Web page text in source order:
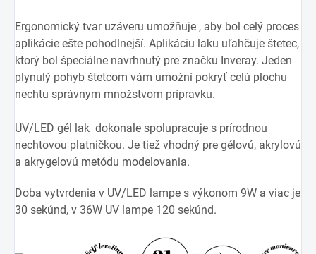
Ergonomický tvar uzáveru umožňuje , aby bol celý proces
aplikácie ešte pohodlnejší. Aplikáciu laku uľahčuje štetec,
ktorý bol špeciálne navrhnutý pre značku Inveray. Jeden
plynulý pohyb štetcom vám umožní pokryť celú plochu
nechtu správnym množstvom prípravku.
UV/LED gél lak dokonale spolupracuje s prírodnou
nechtovou platničkou. Je tiež vhodný pre gélovú, akrylovú
a akrygelovú metódu modelovania.
Doba vytvrdenia v UV/LED lampe s výkonom 9W a viac je
30 sekúnd, v 36W UV lampe 120 sekúnd.